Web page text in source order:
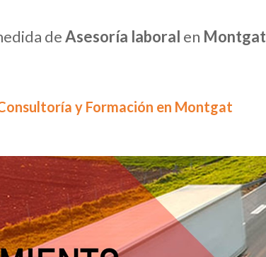
deAsesoría laboral en Montgat
y Formación en Montgat